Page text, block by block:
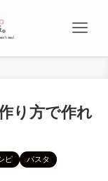
り方で作れ
ピ
パスタ